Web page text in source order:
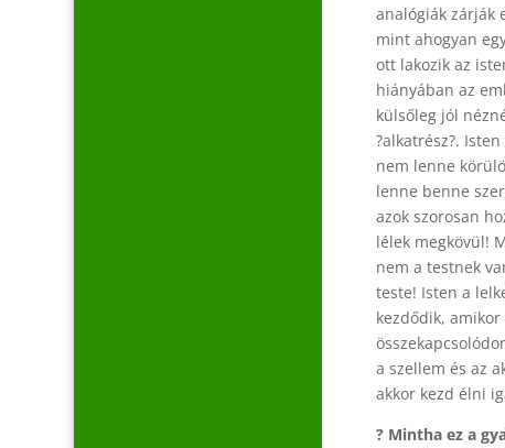
analógiák zárják
mint ahogyan
ott lakozik az
hiányában az
külsőleg jól
?alkatrész?.
nem lenne
lenne benne
azok szorosan
lélek megkövül!
nem a testnek
teste! Isten a
kezdődik,
a szellem és az
akkor kezd élni
? Mintha ez a